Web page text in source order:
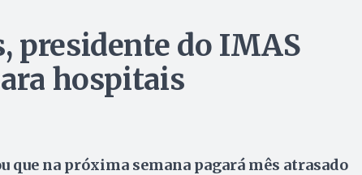
presidente do IMAS
hospitais
na próxima semana pagará mês atrasado